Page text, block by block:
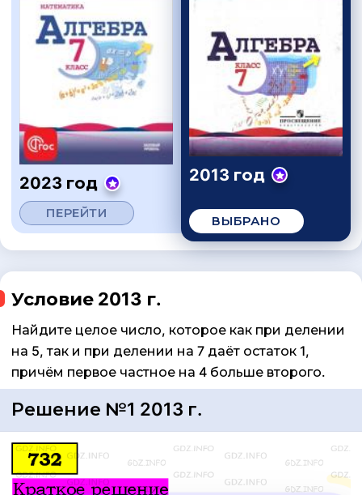
2023 год
ПЕРЕЙТИ
2013 год
ВЫБРАНО
Условие 2013 г.
Найдите целое число, которое как при делении
на 5, так и при делении на 7 даёт остаток 1,
причём первое частное на 4 больше второго.
Решение №1 2013 г.